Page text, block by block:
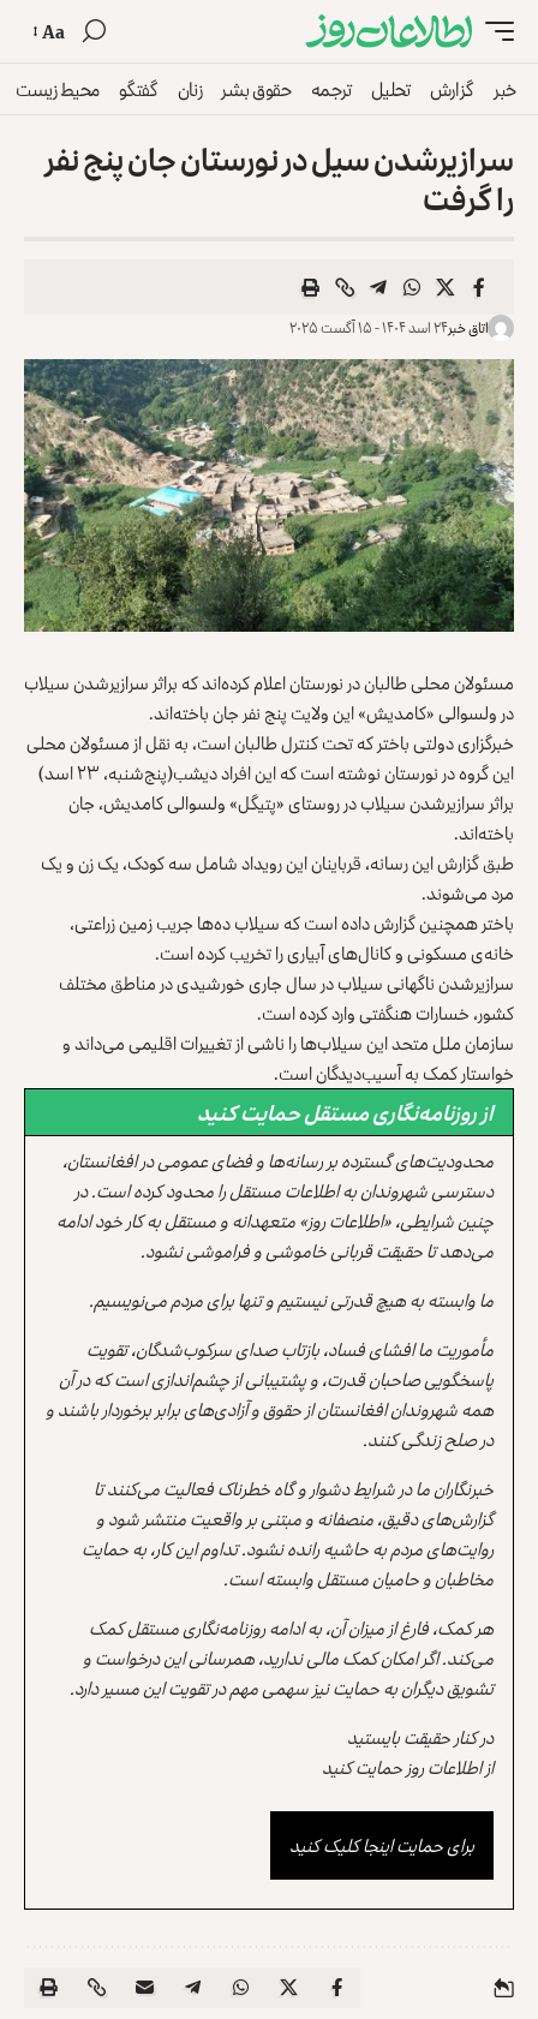
Aa
خبر گزارش تحلیل ترجمه حقوق بشر زنان گفتگو محیط زیست
سرازیرشدن سیل در نورستان جان پنج نفر
را گرفت
اتاق خبر۲۴ اسد ۱۴۰۴ - ۱۵ آگست ۲۰۲۵
مسئولان محلی طالبان در نورستان اعلام کرده‌اند که براثر سرازیرشدن سیلاب‌
در ولسوالی «کامدیش» این ولایت پنج نفر جان باخته‌اند.
خبرگزاری دولتی باختر که تحت کنترل طالبان است، به نقل از مسئولان محلی
این گروه در نورستان نوشته است که این افراد دیشب(پنج‌شنبه، ۲۳ اسد)
براثر سرازیرشدن سیلاب‌ در روستای «پتیگل» ولسوالی کامدیش، جان
باخته‌اند.
طبق گزارش این رسانه، قرباینان این رویداد شامل سه کودک، یک زن و یک
مرد می‌شوند.
باختر همچنین گزارش داده است که سیلاب ده‌ها جریب زمین زراعتی،
خانه‌ی مسکونی و کانال‌های آبیاری را تخریب کرده است.
سرازیرشدن ناگهانی سیلاب در سال جاری خورشیدی در مناطق مختلف
کشور، خسارات هنگفتی وارد کرده است.
سازمان ملل متحد این سیلاب‌ها را ناشی از تغییرات اقلیمی می‌داند و
خواستار کمک به آسیب‌دیدگان است‌.
از روزنامه‌نگاری مستقل حمایت کنید
محدودیت‌های گسترده بر رسانه‌ها و فضای عمومی در افغانستان،
دسترسی شهروندان به اطلاعات مستقل را محدود کرده است. در
چنین شرایطی، «اطلاعات روز» متعهدانه و مستقل به کار خود ادامه
می‌دهد تا حقیقت قربانی خاموشی و فراموشی نشود.
ما وابسته به هیچ قدرتی نیستیم و تنها برای مردم می‌نویسیم.
مأموریت ما افشای فساد، بازتاب صدای سرکوب‌شدگان، تقویت
پاسخگویی صاحبان قدرت، و پشتیبانی از چشم‌اندازی است که در آن
همه شهروندان افغانستان از حقوق و آزادی‌های برابر برخوردار باشند و
در صلح زندگی کنند.
خبرنگاران ما در شرایط دشوار و گاه خطرناک فعالیت می‌کنند تا
گزارش‌های دقیق، منصفانه و مبتنی بر واقعیت منتشر شود و
روایت‌های مردم به حاشیه رانده نشود. تداوم این کار، به حمایت
مخاطبان و حامیان مستقل وابسته است.
هر کمک، فارغ از میزان آن، به ادامه روزنامه‌نگاری مستقل کمک
می‌کند. اگر امکان کمک مالی ندارید، همرسانی این درخواست و
تشویق دیگران به حمایت نیز سهمی مهم در تقویت این مسیر دارد.
در کنار حقیقت بایستید
از اطلاعات روز حمایت کنید
برای حمایت اینجا کلیک کنید